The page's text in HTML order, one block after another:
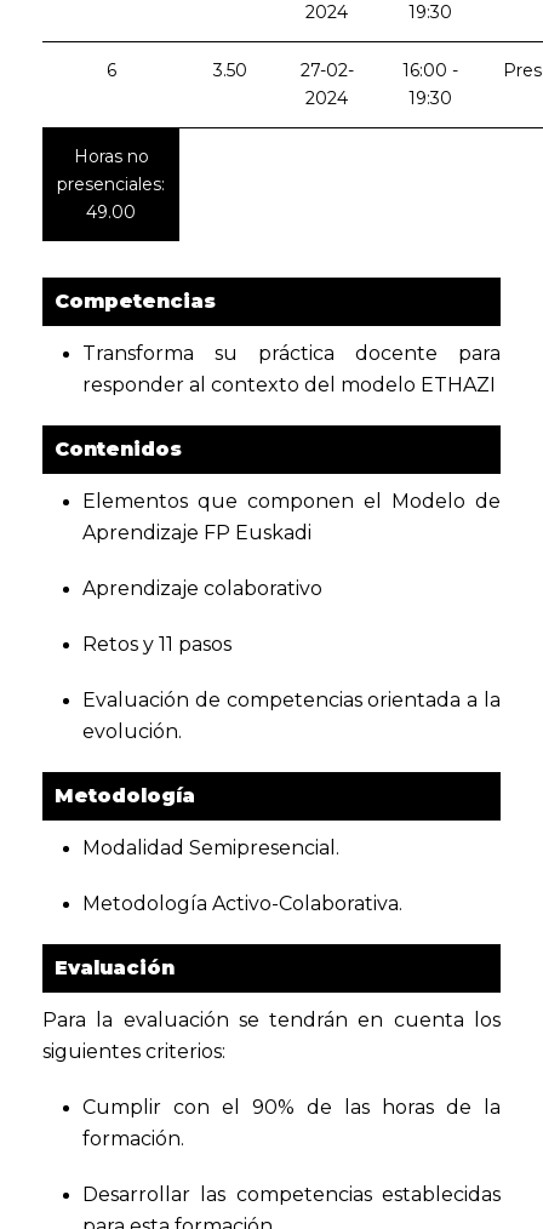
2024
19:30
6 3.50
27-02-
2024
16:00 -
19:30
Horas no
presenciales:
49.00
Competencias
Transforma su práctica docente para
responder al contexto del modelo ETHAZI
Contenidos
Elementos que componen el Modelo de
Aprendizaje FP Euskadi
Aprendizaje colaborativo
Retos y 11 pasos
Evaluación de competencias orientada a la
evolución.
Metodología
Modalidad Semipresencial.
Metodología Activo-Colaborativa.
Evaluación
Para la evaluación se tendrán en cuenta los
siguientes criterios:
Cumplir con el 90% de las horas de la
formación.
Desarrollar las competencias establecidas